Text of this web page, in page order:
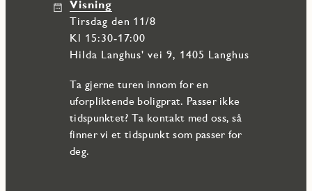
Visning
tirsdag den 11/8
Kl 15:30-17:00
Hilda Langhus' vei 9, 1405 Langhus
Ta gjerne turen innom for en
uforpliktende boligprat. Passer ikke
tidspunktet? Ta kontakt med oss, så
finner vi et tidspunkt som passer for
deg.